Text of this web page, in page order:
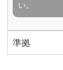
い。
準拠